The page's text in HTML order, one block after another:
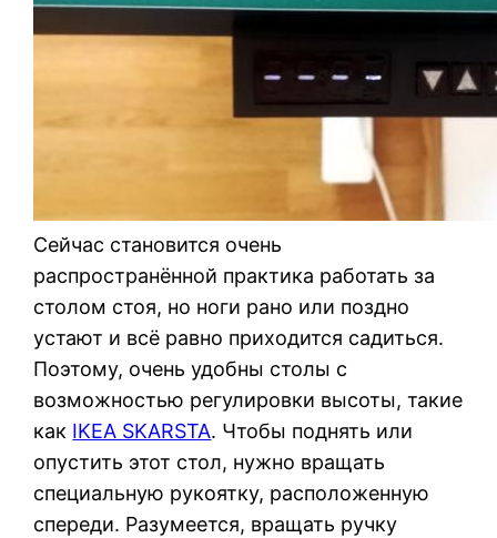
Сейчас становится очень
распространённой практика работать за
столом стоя, но ноги рано или поздно
устают и всё равно приходится садиться.
Поэтому, очень удобны столы с
возможностью регулировки высоты, такие
как IKEA SKARSTA. Чтобы поднять или
опустить этот стол, нужно вращать
специальную рукоятку, расположенную
спереди. Разумеется, вращать ручку